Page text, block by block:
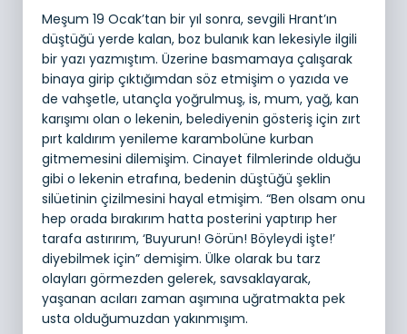
Meşum 19 Ocak’tan bir yıl sonra, sevgili Hrant’ın
düştüğü yerde kalan, boz bulanık kan lekesiyle ilgili
bir yazı yazmıştım. Üzerine basmamaya çalışarak
binaya girip çıktığımdan söz etmişim o yazıda ve
de vahşetle, utançla yoğrulmuş, is, mum, yağ, kan
karışımı olan o lekenin, belediyenin gösteriş için zırt
pırt kaldırım yenileme karambolüne kurban
gitmemesini dilemişim. Cinayet filmlerinde olduğu
gibi o lekenin etrafına, bedenin düştüğü şeklin
silüetinin çizilmesini hayal etmişim. “Ben olsam onu
hep orada bırakırım hatta posterini yaptırıp her
tarafa astırırım, ‘Buyurun! Görün! Böyleydi işte!’
diyebilmek için” demişim. Ülke olarak bu tarz
olayları görmezden gelerek, savsaklayarak,
yaşanan acıları zaman aşımına uğratmakta pek
usta olduğumuzdan yakınmışım.